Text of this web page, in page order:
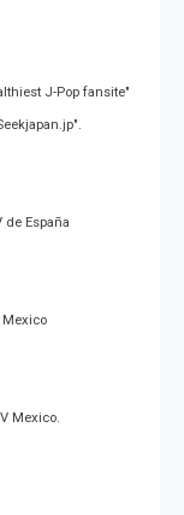
J-Pop fansite"
España
Mexico
Mexico.